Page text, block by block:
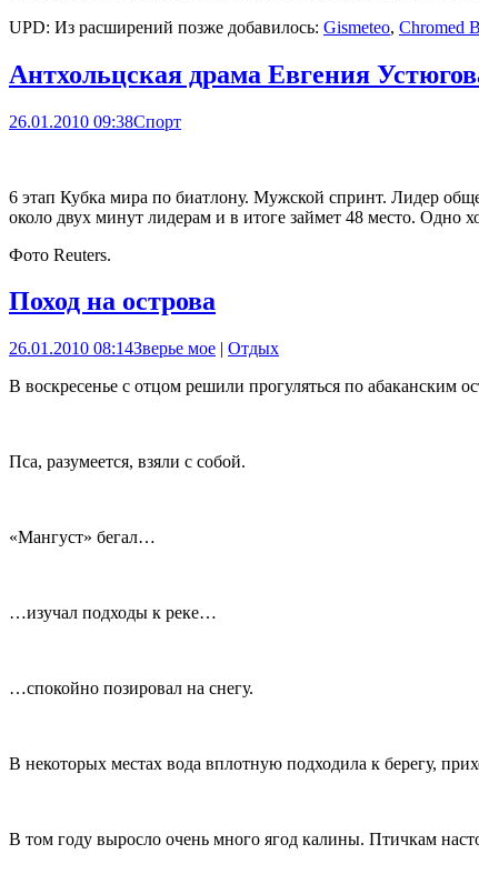
UPD: Из расширений позже добавилось: Gismeteo, Chromed
Антхольцская драма Евгения
26.01.2010 09:38Спорт
6 этап Кубка мира по биатлону. Мужской спринт. Лидер
около двух минут лидерам и в итоге займет 48 место. Одно
Фото Reuters.
Поход на острова
26.01.2010 08:14Зверье мое | Отдых
В воскресенье с отцом решили прогуляться по абаканским
Пса, разумеется, взяли с собой.
«Мангуст» бегал…
…изучал подходы к реке…
…спокойно позировал на снегу.
В некоторых местах вода вплотную подходила к берегу,
В том году выросло очень много ягод калины. Птичкам